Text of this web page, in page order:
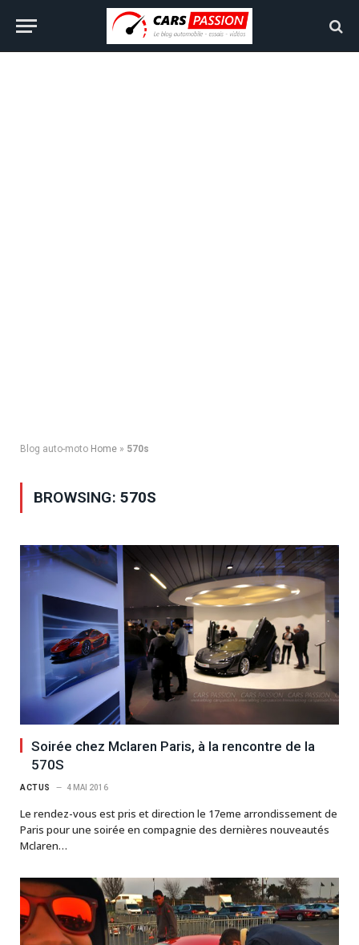
Blog auto-moto Home » 570s
BROWSING: 570S
Soirée chez Mclaren Paris, à la rencontre de la
570S
ACTUS 4 MAI 2016
Le rendez-vous est pris et direction le 17eme arrondissement de
Paris pour une soirée en compagnie des dernières nouveautés
Mclaren…